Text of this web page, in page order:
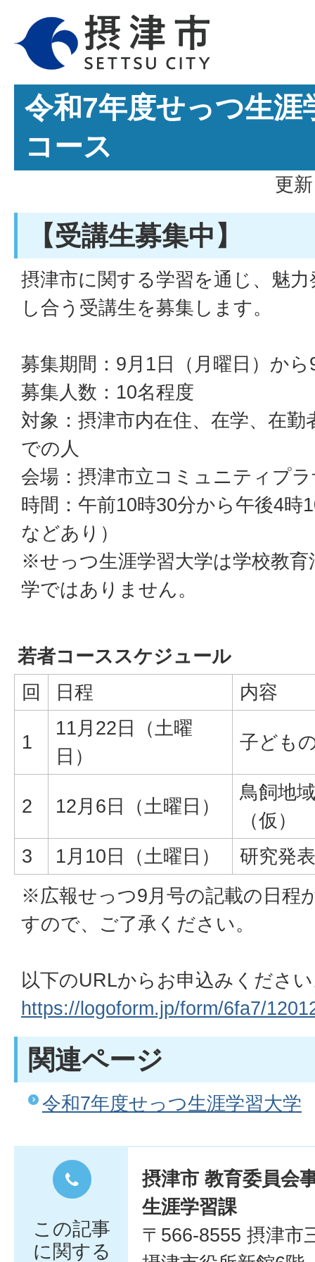
令和7年度せっつ生涯
コース
更
【受講生募集中】
摂津市に関する学習を通じ、魅
し合う受講生を募集します。
募集期間：9月1日（月曜日）か
募集人数：10名程度
対象：摂津市内在住、在学、在
での人
会場：摂津市立コミュニティプ
時間：午前10時30分から午後4時
などあり）
※せっつ生涯学習大学は学校教育
学ではありません。
若者コーススケジュール
回
日程 内容
1
11月22日（土曜
日）
子ども
2 12月6日（土曜日）
鳥飼地
（仮）
3
1月10日（土曜日）
研究発
※広報せっつ9月号の記載の日程
すので、ご了承ください。
以下のURLからお申込みくださ
https://logoform.jp/form/6fa7/
関連ページ
令和7年度せっつ生涯学習大学
この記事
に関する
摂津市 教育委員会
生涯学習課
〒566-8555 摂津市